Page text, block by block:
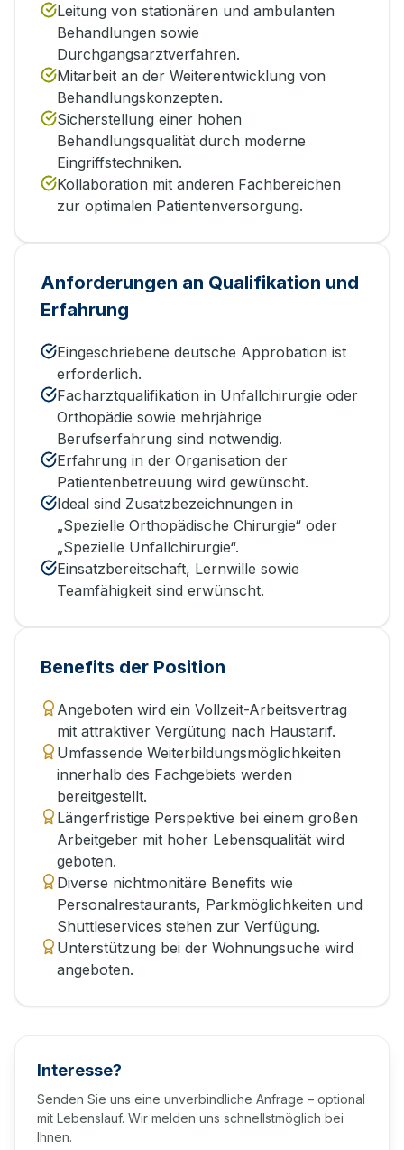
Leitung von stationären und ambulanten
Behandlungen sowie
Durchgangsarztverfahren.
Mitarbeit an der Weiterentwicklung von
Behandlungskonzepten.
Sicherstellung einer hohen
Behandlungsqualität durch moderne
Eingriffstechniken.
Kollaboration mit anderen Fachbereichen
zur optimalen Patientenversorgung.
Anforderungen an Qualifikation und
Erfahrung
Eingeschriebene deutsche Approbation ist
erforderlich.
Facharztqualifikation in Unfallchirurgie oder
Orthopädie sowie mehrjährige
Berufserfahrung sind notwendig.
Erfahrung in der Organisation der
Patientenbetreuung wird gewünscht.
Ideal sind Zusatzbezeichnungen in
„Spezielle Orthopädische Chirurgie“ oder
„Spezielle Unfallchirurgie“.
Einsatzbereitschaft, Lernwille sowie
Teamfähigkeit sind erwünscht.
Benefits der Position
Angeboten wird ein Vollzeit-Arbeitsvertrag
mit attraktiver Vergütung nach Haustarif.
Umfassende Weiterbildungsmöglichkeiten
innerhalb des Fachgebiets werden
bereitgestellt.
Längerfristige Perspektive bei einem großen
Arbeitgeber mit hoher Lebensqualität wird
geboten.
Diverse nichtmonitäre Benefits wie
Personalrestaurants, Parkmöglichkeiten und
Shuttleservices stehen zur Verfügung.
Unterstützung bei der Wohnungsuche wird
angeboten.
Interesse?
Senden Sie uns eine unverbindliche Anfrage – optional
mit Lebenslauf. Wir melden uns schnellstmöglich bei
Ihnen.